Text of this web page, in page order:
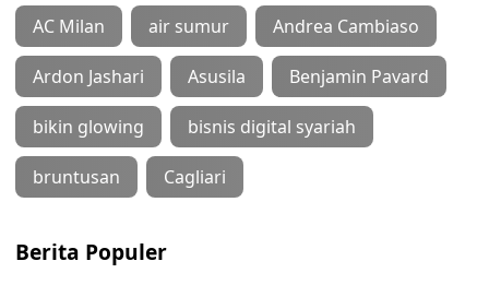
AC Milan air sumur Andrea Cambiaso
Ardon Jashari Asusila Benjamin Pavard
bikin glowing bisnis digital syariah
bruntusan Cagliari
Berita Populer